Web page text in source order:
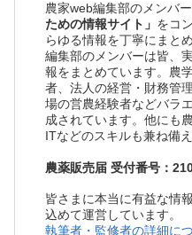
農家web編集部のメンバ
ための情報サイト」 をコ
らゆる情報を丁寧にまと
編集部のメンバーは皆、
報をまとめています。農
者、法人の経営・財務管
場の営農経験者などバラ
成されています。他にも
ITなどのスキルも兼ね備え
農薬販売届 受付番号：
皆さまに本当に有益な情
込めて運営しています。
執筆者・監修者の詳細に